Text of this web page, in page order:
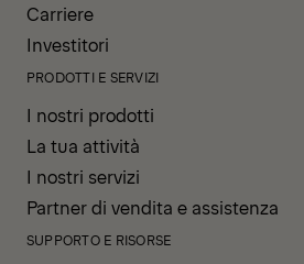
Carriere
Investitori
PRODOTTI E SERVIZI
I nostri prodotti
La tua attività
I nostri servizi
Partner di vendita e assistenza
SUPPORTO E RISORSE